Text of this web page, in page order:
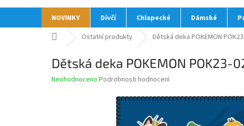
NOVINKY Dívčí Chlapecké Dámské
Domů Ostatní produkty Dětská deka POKEMON
Dětská deka POKEMON
Průměrné
Neohodnoceno Podrobnosti hodnocení